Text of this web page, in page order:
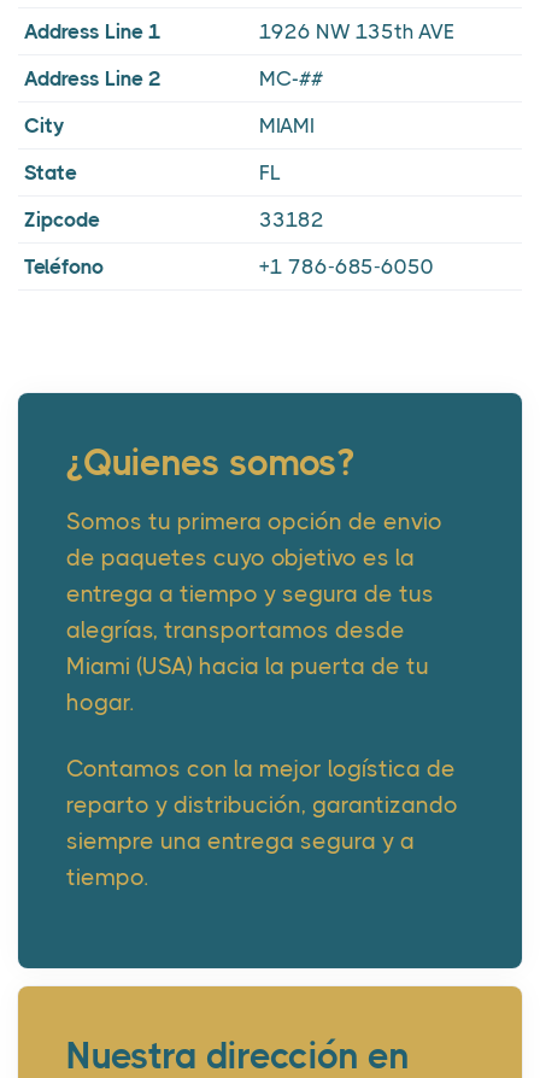
Address Line 1
1926 NW 135th AVE
Address Line 2
MC-##
City
MIAMI
State
FL
Zipcode
33182
Teléfono
+1 786-685-6050
¿Quienes somos?
Somos tu primera opción de envio
de paquetes cuyo objetivo es la
entrega a tiempo y segura de tus
alegrías, transportamos desde
Miami (USA) hacia la puerta de tu
hogar.
Contamos con la mejor logística de
reparto y distribución, garantizando
siempre una entrega segura y a
tiempo.
Nuestra dirección en